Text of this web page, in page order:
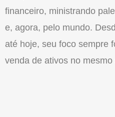
financeiro, ministrando
e, agora, pelo mundo.
até hoje, seu foco sempre
venda de ativos no mesmo